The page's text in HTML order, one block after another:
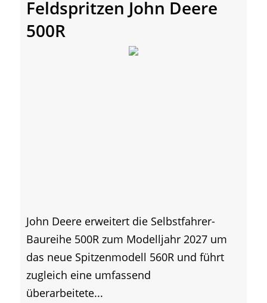
Feldspritzen John Deere
500R
John Deere erweitert die Selbstfahrer-
Baureihe 500R zum Modelljahr 2027 um
das neue Spitzenmodell 560R und führt
zugleich eine umfassend
überarbeitete...